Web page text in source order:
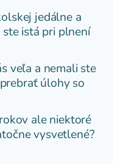
jedálne a
istá pri plnení
veľa a nemali ste
úlohy so
ale niektoré
vysvetlené?